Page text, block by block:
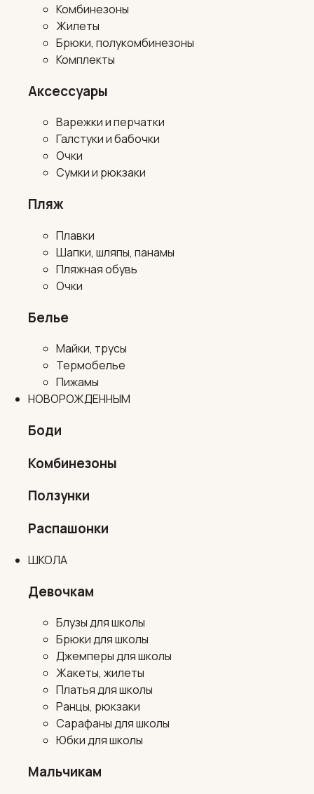
Комбинезоны
Жилеты
Брюки, полукомбинезоны
Комплекты
Аксессуары
Варежки и перчатки
Галстуки и бабочки
Очки
Сумки и рюкзаки
Пляж
Плавки
Шапки, шляпы, панамы
Пляжная обувь
Очки
Белье
Майки, трусы
Термобелье
Пижамы
НОВОРОЖДЕННЫМ
Боди
Комбинезоны
Ползунки
Распашонки
ШКОЛА
Девочкам
Блузы для школы
Брюки для школы
Джемперы для школы
Жакеты, жилеты
Платья для школы
Ранцы, рюкзаки
Сарафаны для школы
Юбки для школы
Мальчикам